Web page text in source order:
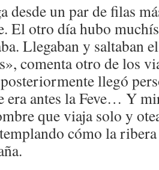
desde un par de filas
El otro día hubo
Llegaban y saltaban
comenta otro de los
llegó
era antes la Feve… Y
que viaja solo y
cómo la